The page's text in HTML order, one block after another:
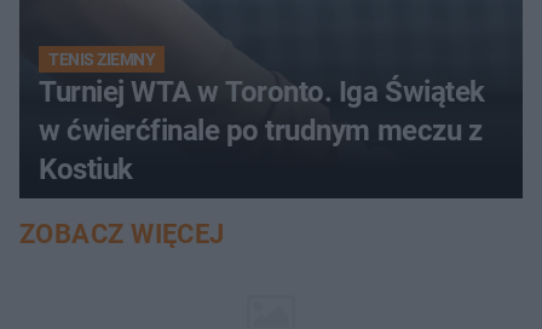
TENIS ZIEMNY
Turniej WTA w Toronto. Iga Świątek
w ćwierćfinale po trudnym meczu z
Kostiuk
ZOBACZ WIĘCEJ